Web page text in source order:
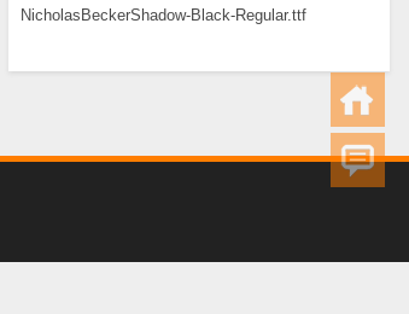
NicholasBeckerShadow-Black-Regular.ttf